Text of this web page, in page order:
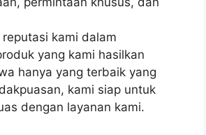
kami dalam
yang kami hasilkan
hanya yang terbaik yang
kami siap untuk
dengan layanan kami.